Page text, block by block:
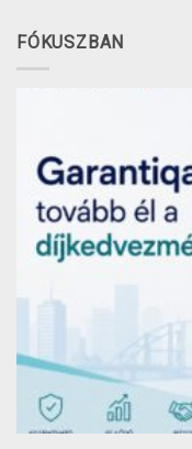
FÓKUSZBAN